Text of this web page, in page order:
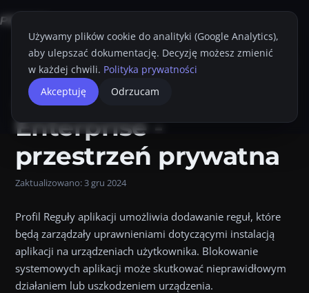
Strona główna Przewodnik Administratora
Android
Enterprise -
przestrzeń prywatna
Zaktualizowano:3 gru 2024
Profil Reguły aplikacji umożliwia dodawanie reguł, które
będą zarządzały uprawnieniami dotyczącymi instalacją
aplikacji na urządzeniach użytkownika. Blokowanie
systemowych aplikacji może skutkować nieprawidłowym
działaniem lub uszkodzeniem urządzenia.
Używamy plików cookie do analityki (Google Analytics),
aby ulepszać dokumentację. Decyzję możesz zmienić
w każdej chwili. Polityka prywatności
Akceptuję
Odrzucam